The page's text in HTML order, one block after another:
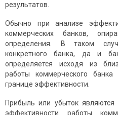
результатов.
Обычно при анализе
коммерческих банков,
определения. В таком
конкретного банка, да и
определяется исходя из
работы коммерческого
границе эффективности.
Прибыль или убыток
эффективности работы